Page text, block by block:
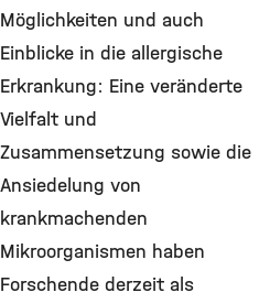
Möglichkeiten und auch
Einblicke in die allergische
Erkrankung: Eine veränderte
Vielfalt und
Zusammensetzung sowie die
Ansiedelung von
krankmachenden
Mikroorganismen haben
Forschende derzeit als